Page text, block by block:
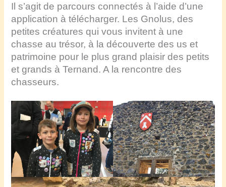
Il s’agit de parcours connectés à l’aide d’une
application à télécharger. Les Gnolus, des
petites créatures qui vous invitent à une
chasse au trésor, à la découverte des us et
patrimoine pour le plus grand plaisir des petits
et grands à Ternand.A la rencontre des
chasseurs.